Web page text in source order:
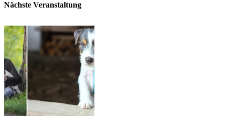
Nächste Veranstaltung